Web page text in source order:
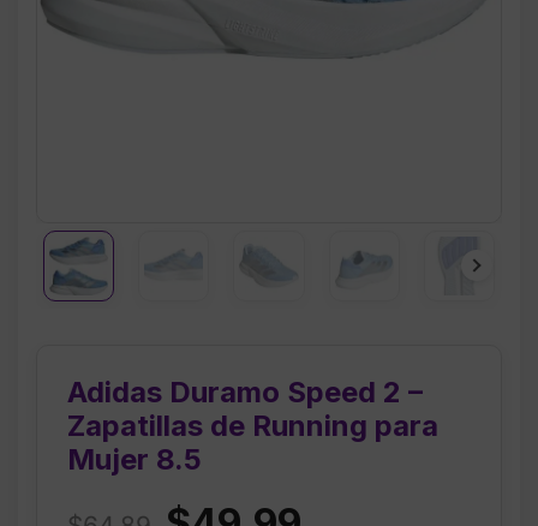
Adidas Duramo Speed 2 –
Zapatillas de Running para
Mujer 8.5
Original